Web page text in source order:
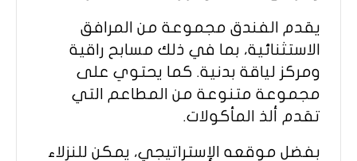
يقدم الفندق مجموعة من المرافق
الاستثنائية، بما في ذلك مسابح راقية
ومركز لياقة بدنية. كما يحتوي على
مجموعة متنوعة من المطاعم التي
تقدم ألذ المأكولات.
بفضل موقعه الإستراتيجي، يمكن للنزلاء